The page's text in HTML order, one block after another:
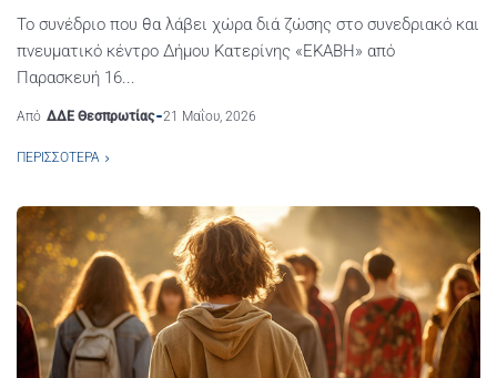
Το συνέδριο που θα λάβει χώρα διά ζώσης στο συνεδριακό και
πνευματικό κέντρο Δήμου Κατερίνης «ΕΚΑΒΗ» από
Παρασκευή 16...
Από ΔΔΕ Θεσπρωτίας 21 Μαΐου, 2026
ΠΕΡΙΣΣΌΤΕΡΑ